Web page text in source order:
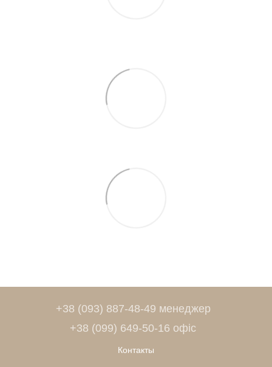
+38 (093) 887-48-49 менеджер
+38 (099) 649-50-16 офіс
Контакты